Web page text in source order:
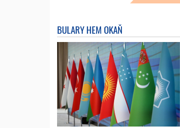
BULARY HEM OKAŇ